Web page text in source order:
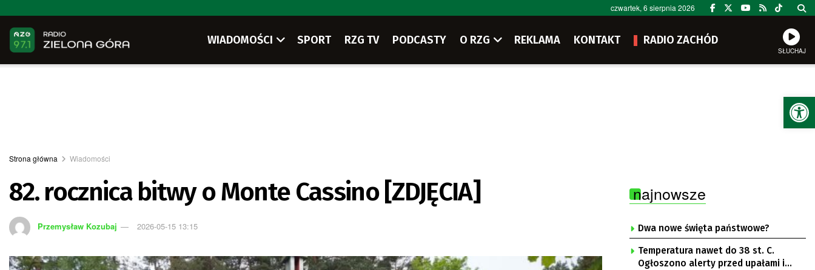
czwartek, 6 sierpnia 2026
WIADOMOŚCI SPORT RZG TV PODCASTY O RZG REKLAMA KONTAKT RADIO ZACHÓD
SŁUCHAJ
Strona główna Wiadomości
82. rocznica bitwy o Monte Cassino [ZDJĘCIA]
Przemysław Kozubaj 2026-05-15 13:15
najnowsze
Dwa nowe święta państwowe?
Temperatura nawet do 38 st. C.
Ogłoszono alerty przed upałami i